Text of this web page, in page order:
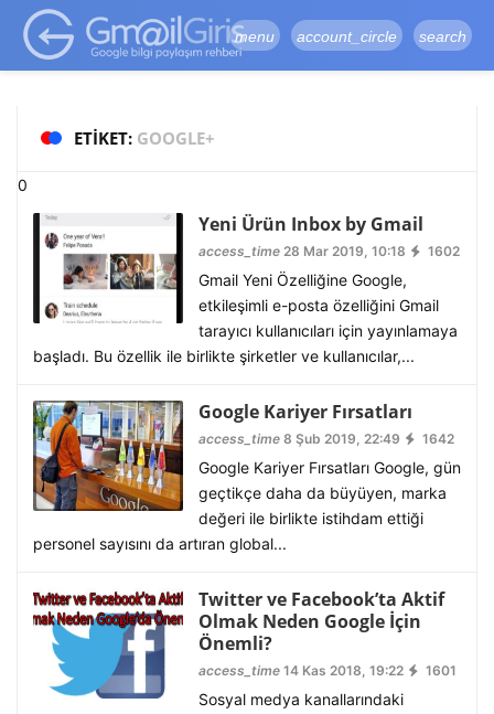
google-site-
verification=vqSI0upH550kabR5X8xpjMYieaXmuBueYgCJBW3uetM
menu account_circle search
ETIKET: GOOGLE+
0
Yeni Ürün Inbox by Gmail
access_time28 Mar 2019, 10:18 1602
Gmail Yeni Özelliğine Google,
etkileşimli e-posta özelliğini Gmail
tarayıcı kullanıcıları için yayınlamaya
başladı. Bu özellik ile birlikte şirketler ve kullanıcılar,...
Google Kariyer Fırsatları
access_time8 Şub 2019, 22:49 1642
Google Kariyer Fırsatları Google, gün
geçtikçe daha da büyüyen, marka
değeri ile birlikte istihdam ettiği
personel sayısını da artıran global...
Twitter ve Facebook’ta Aktif
Olmak Neden Google İçin
Önemli?
access_time14 Kas 2018, 19:22 1601
Sosyal medya kanallarındaki